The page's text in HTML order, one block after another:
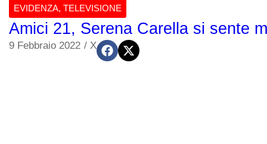
EVIDENZA, TELEVISIONE
Amici 21, Serena Carella si sente
9 Febbraio 2022 / X